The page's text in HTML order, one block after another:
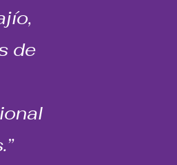
de